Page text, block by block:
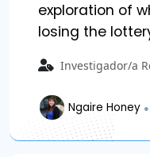
exploration of
losing the
Investigador/a
Ngaire Honey